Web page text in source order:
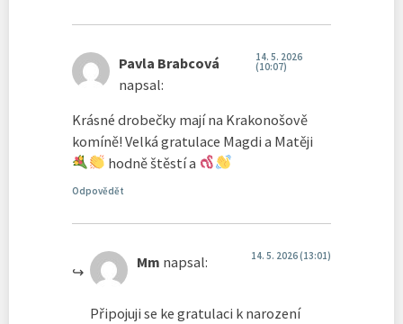
Pavla Brabcová
napsal:
14. 5. 2026
(10:07)
Krásné drobečky mají na Krakonošově
komíně! Velká gratulace Magdi a Matěji
hodně štěstí a
Odpovědět
Mm napsal: 14. 5. 2026 (13:01)
Připojuji se ke gratulaci k narození